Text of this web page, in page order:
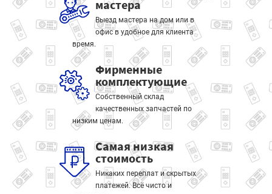
мастера
Выезд мастера на дом или в
офис в удобное для клиента
время.
Фирменные
комплектующие
Собственный склад
качественных запчастей по
низким ценам.
Самая низкая
стоимость
Никаких переплат и скрытых
платежей. Всё чисто и